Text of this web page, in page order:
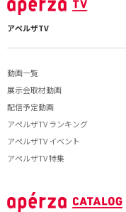
アペルザTV
動画一覧
展示会取材動画
配信予定動画
アペルザTV ランキング
アペルザTV イベント
アペルザTV 特集